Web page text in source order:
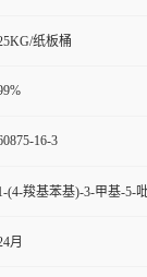
纸板桶
16-3
(4-羧基苯基)-3-甲基-5-
月